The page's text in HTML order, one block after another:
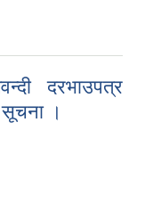
दरभाउपत्र
।